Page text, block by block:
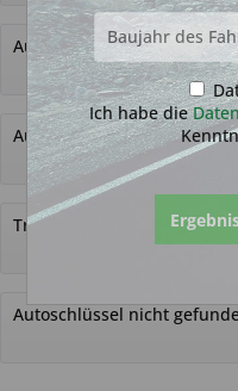
Autoschlüssel ohne Funk
Autoschlüsselgehäuse und
Transponder
Autoschlüssel nicht
Ich habe die